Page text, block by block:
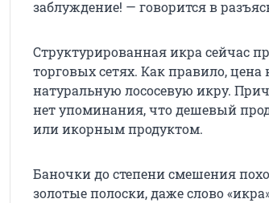
заблуждение! — говорится в
Структурированная икра сейчас
торговых сетях. Как правило,
натуральную лососевую икру.
нет упоминания, что дешевый
или икорным продуктом.
Баночки до степени смешения
золотые полоски, даже слово